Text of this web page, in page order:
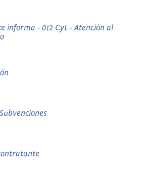
informa - 012 CyL - Atención al